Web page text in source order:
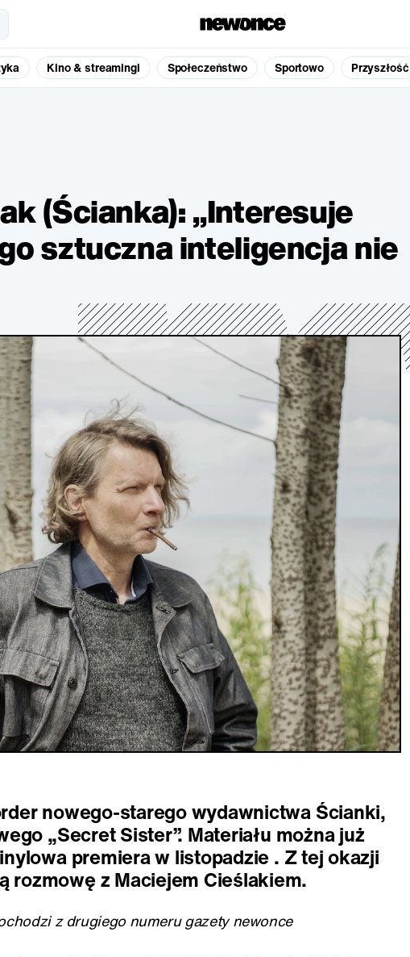
Kino & streamingi Społeczeństwo Sportowo Przyszłość
(Ścianka): „Interesuje
sztuczna inteligencja nie
nowego-starego wydawnictwa Ścianki,
„Secret Sister”. Materiału można już
premiera w listopadzie . Z tej okazji
rozmowę z Maciejem Cieślakiem.
z drugiego numeru gazety newonce